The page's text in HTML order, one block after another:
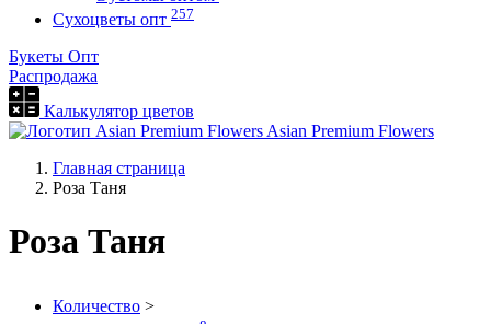
Сухоцветы опт 257
Букеты Опт
Распродажа
Калькулятор цветов
Asian Premium Flowers
Главная страница
Роза Таня
Роза Таня
Количество >